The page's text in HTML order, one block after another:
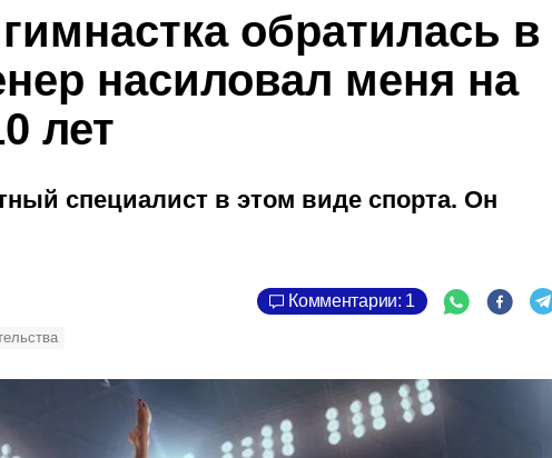
обратилась в
насиловал меня на
лет
специалист в этом виде спорта. Он
Комментарии: 1